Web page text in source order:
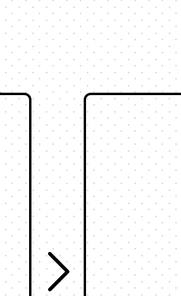
ログイン
合成
ベロア
スエード
クリアケース
プラスチック
木箱
tel. 095-882-1230
お電話受付時間／月〜金曜 9:00〜17:30 （土日祝を除く）